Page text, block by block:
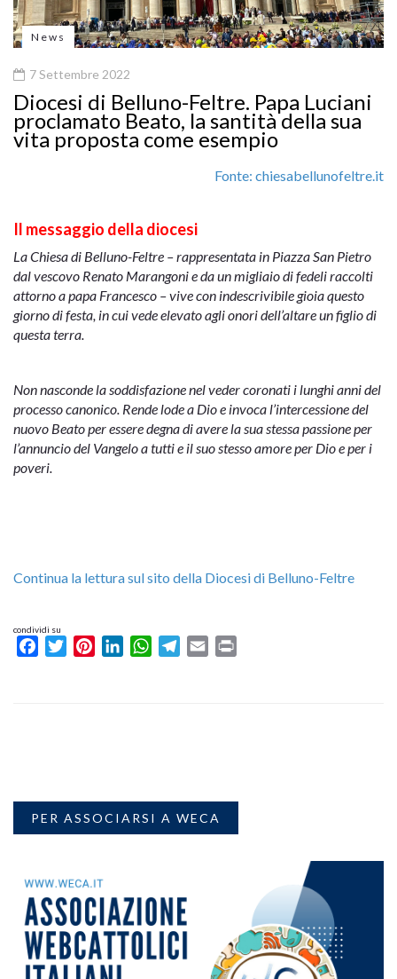
News
7 Settembre 2022
Diocesi di Belluno-Feltre. Papa Luciani
proclamato Beato, la santità della sua
vita proposta come esempio
Fonte: chiesabellunofeltre.it
Il messaggio della diocesi
La Chiesa di Belluno-Feltre – rappresentata in Piazza San Pietro
dal vescovo Renato Marangoni e da un migliaio di fedeli raccolti
attorno a papa Francesco – vive con indescrivibile gioia questo
giorno di festa, in cui vede elevato agli onori dell’altare un figlio di
questa terra.
Non nasconde la soddisfazione nel veder coronati i lunghi anni del
processo canonico. Rende lode a Dio e invoca l’intercessione del
nuovo Beato per essere degna di avere la sua stessa passione per
l’annuncio del Vangelo a tutti e il suo stesso amore per Dio e per i
poveri.
Continua la lettura sul sito della Diocesi di Belluno-Feltre
condividi su
FacebookTwitterPinterestLinkedInWhatsAppTelegram
Email
PER ASSOCIARSI A WECA